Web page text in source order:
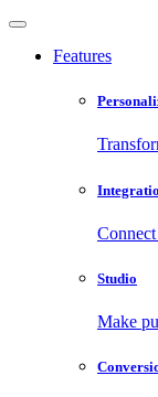
Features
Studio
Make